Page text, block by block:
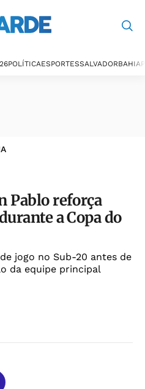
POLÍTICAESPORTESSALVADORBAHIA
Pablo reforça
a Copa do
jogo no Sub-20 antes de
da equipe principal